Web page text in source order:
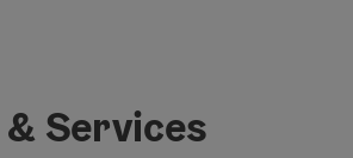
Services